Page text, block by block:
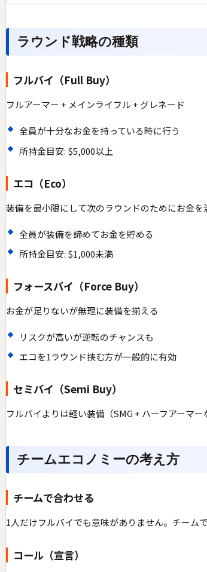
ラウンド戦略の種類
フルバイ（Full Buy）
フルアーマー + メインライフル + グレネード
全員が十分なお金を持っている時に行う
所持金目安: $5,000以上
エコ（Eco）
装備を最小限にして次のラウンドのためにお金を
全員が装備を諦めてお金を貯める
所持金目安: $1,000未満
フォースバイ（Force Buy）
お金が足りないが無理に装備を揃える
リスクが高いが逆転のチャンスも
エコを1ラウンド挟む方が一般的に有効
セミバイ（Semi Buy）
フルバイよりは軽い装備（SMG + ハーフアーマー
チームエコノミーの考え方
チームで合わせる
1人だけフルバイでも意味がありません。チーム
コール（宣言）